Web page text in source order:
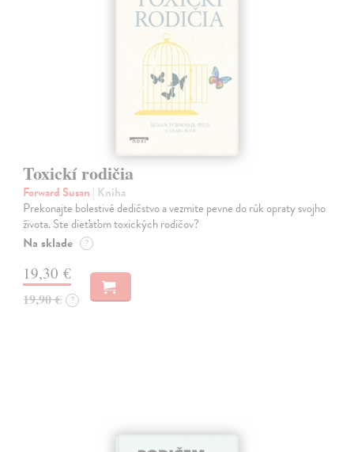
Toxickí rodičia
Forward Susan | Kniha
Prekonajte bolestivé dedičstvo a vezmite pevne do rúk opraty svojho
života. Ste dieťaťom toxických rodičov?
Na sklade ?
19,30 €
19,90 € ?